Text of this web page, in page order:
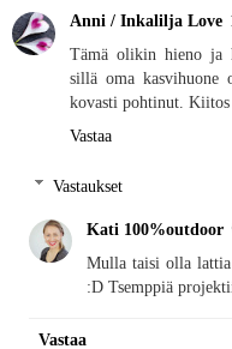
Anni / Inkalilja Love
Tämä olikin hieno ja
sillä oma kasvihuone
kovasti pohtinut. Kiitos
Vastaa
Vastaukset
Kati 100%outdoor
Mulla taisi olla
:D Tsemppiä
Vastaa